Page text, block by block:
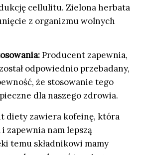
cellulitu. Zielona herbata
z organizmu wolnych
Producent zapewnia,
odpowiednio przebadany,
że stosowanie tego
dla naszego zdrowia.
diety zawiera kofeinę, która
zapewnia nam lepszą
temu składnikowi mamy